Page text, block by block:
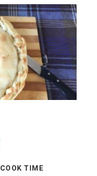
COOK TIME